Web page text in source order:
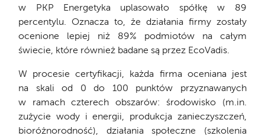
w PKP Energetyka uplasowało spółkę w 89
percentylu. Oznacza to, że działania firmy zostały
ocenione lepiej niż 89% podmiotów na całym
świecie, które również badane są przez EcoVadis.
W procesie certyfikacji, każda firma oceniana jest
na skali od 0 do 100 punktów przyznawanych
w ramach czterech obszarów: środowisko (m.in.
zużycie wody i energii, produkcja zanieczyszczeń,
bioróżnorodność), działania społeczne (szkolenia